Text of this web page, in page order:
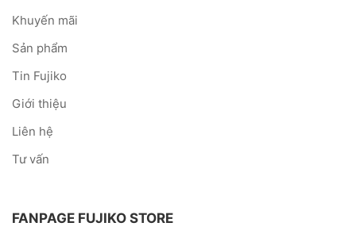
Khuyến mãi
Sản phẩm
Tin Fujiko
Giới thiệu
Liên hệ
Tư vấn
FANPAGE FUJIKO STORE